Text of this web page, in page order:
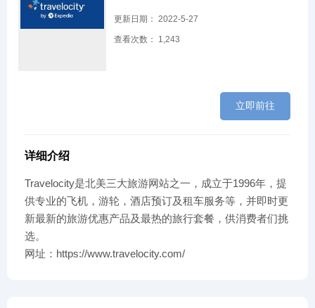
更新日期： 2022-5-27
查看次数： 1,243
立即前往
详细介绍
Travelocity是北美三大旅游网站之一，成立于1996年，提
供专业的飞机，游轮，酒店预订及租车服务等，并即时更
新最新的旅游优惠产品及最热的旅行套餐，供消费者们挑
选。
网址：https://www.travelocity.com/